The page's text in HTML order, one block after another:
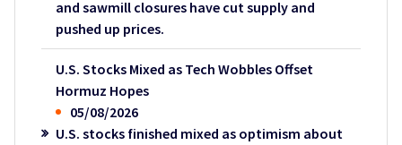
and sawmill closures have cut supply and
pushed up prices.
U.S. Stocks Mixed as Tech Wobbles Offset
Hormuz Hopes
05/08/2026
U.S. stocks finished mixed as optimism about